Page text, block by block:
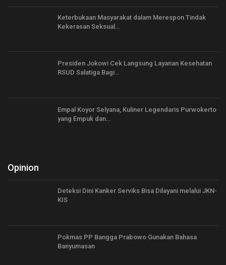
Keterbukaan Masyarakat dalam Merespon Tindak
Kekerasan Seksual…
Presiden Jokowi Cek Langsung Layanan Kesehatan
RSUD Salatiga Bagi…
Empal Koyor Selyana, Kuliner Legendaris Purwokerto
yang Empuk dan…
Opinion
Deteksi Dini Kanker Serviks Bisa Dilayani melalui JKN-
KIS
Pokmas PP Bangga Prabowo Gunakan Bahasa
Banyumasan